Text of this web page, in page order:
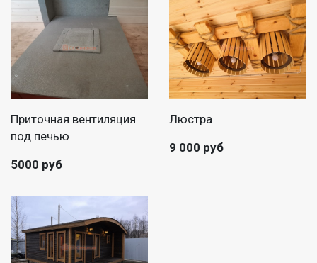
Приточная вентиляция
под печью
5000 руб
Люстра
9 000 руб